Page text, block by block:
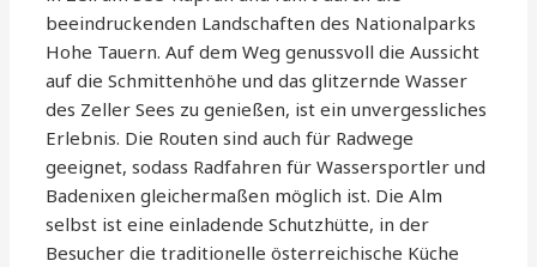
beeindruckenden Landschaften des Nationalparks
Hohe Tauern. Auf dem Weg genussvoll die Aussicht
auf die Schmittenhöhe und das glitzernde Wasser
des Zeller Sees zu genießen, ist ein unvergessliches
Erlebnis. Die Routen sind auch für Radwege
geeignet, sodass Radfahren für Wassersportler und
Badenixen gleichermaßen möglich ist. Die Alm
selbst ist eine einladende Schutzhütte, in der
Besucher die traditionelle österreichische Küche